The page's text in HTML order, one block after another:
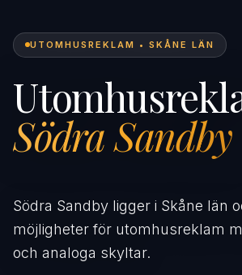
UTOMHUSREKLAM • SKÅNE LÄN
Södra Sandby
Södra Sandby ligger i Skåne län
möjligheter för utomhusreklam
och analoga skyltar.